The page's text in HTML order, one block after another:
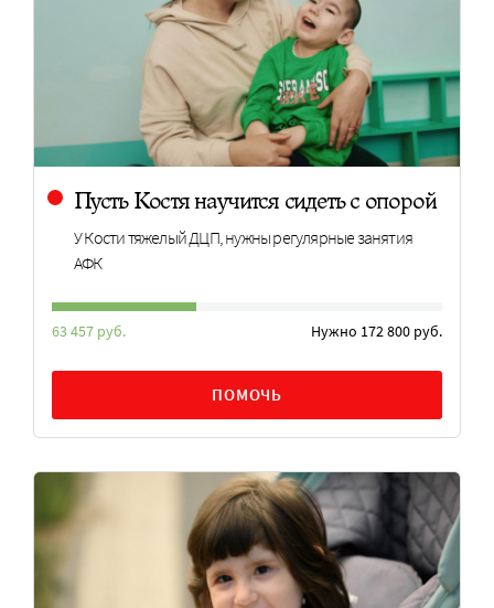
Пусть Костя научится сидеть с опорой
У Кости тяжелый ДЦП, нужны регулярные занятия
АФК
63 457 руб. Нужно 172 800 руб.
ПОМОЧЬ